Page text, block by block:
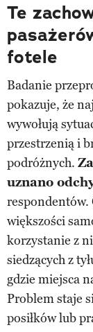
Te
fotele
Badanie
pokazuje, że
wywołują
przestrzenią i
podróżnych.
uznano
respondentów.
większości
korzystanie z
siedzących z
gdzie miejsca
Problem staje
posiłków lub